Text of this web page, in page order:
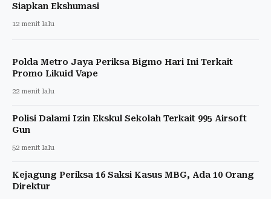
Siapkan Ekshumasi
12 menit lalu
Polda Metro Jaya Periksa Bigmo Hari Ini Terkait
Promo Likuid Vape
22 menit lalu
Polisi Dalami Izin Ekskul Sekolah Terkait 995 Airsoft
Gun
52 menit lalu
Kejagung Periksa 16 Saksi Kasus MBG, Ada 10 Orang
Direktur